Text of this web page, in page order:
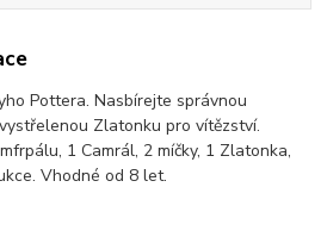
Pottera. Nasbírejte správnou
Zlatonku pro vítězství.
1 Camrál, 2 míčky, 1 Zlatonka,
Vhodné od 8 let.